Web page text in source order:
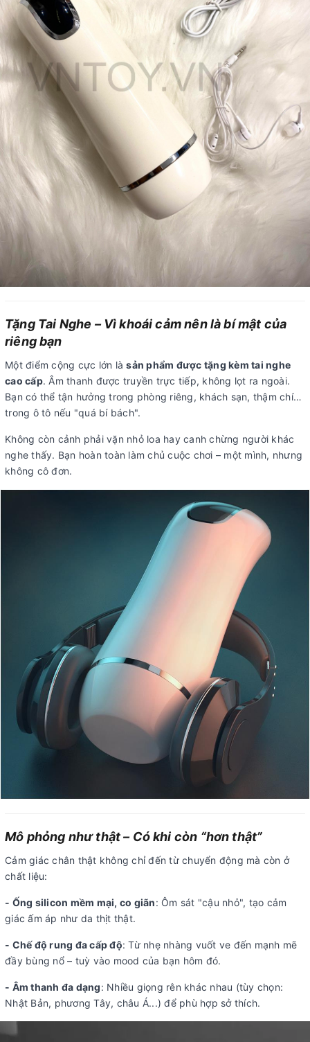
Tặng Tai Nghe – Vì khoái cảm nên là bí mật của
riêng bạn
Một điểm cộng cực lớn làsản phẩm được tặng kèm tai nghe
cao cấp. Âm thanh được truyền trực tiếp, không lọt ra ngoài.
Bạn có thể tận hưởng trong phòng riêng, khách sạn, thậm chí…
trong ô tô nếu "quá bí bách".
Không còn cảnh phải vặn nhỏ loa hay canh chừng người khác
nghe thấy. Bạn hoàn toàn làm chủ cuộc chơi – một mình, nhưng
không cô đơn.
Mô phỏng như thật – Có khi còn “hơn thật”
Cảm giác chân thật không chỉ đến từ chuyển động mà còn ở
chất liệu:
- Ống silicon mềm mại, co giãn: Ôm sát "cậu nhỏ", tạo cảm
giác ấm áp như da thịt thật.
- Chế độ rung đa cấp độ: Từ nhẹ nhàng vuốt ve đến mạnh mẽ
đầy bùng nổ – tuỳ vào mood của bạn hôm đó.
- Âm thanh đa dạng: Nhiều giọng rên khác nhau (tùy chọn:
Nhật Bản, phương Tây, châu Á...) để phù hợp sở thích.